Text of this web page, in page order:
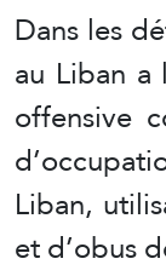
Dans les
au Liban
offensive
Liban,
et d’obus